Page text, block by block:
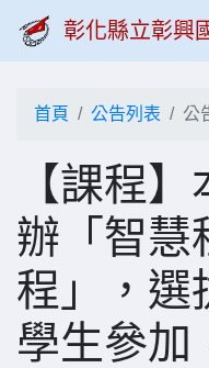
彰化縣立彰興
首頁 公告列表 公
【課程
辦「智慧
程」，選
學生參加